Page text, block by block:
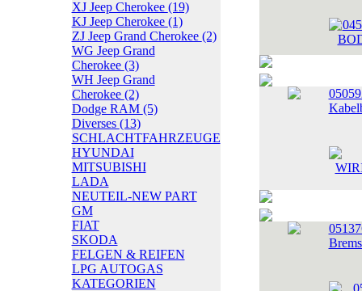
XJ Jeep Cherokee (19)
KJ Jeep Cherokee (1)
ZJ Jeep Grand Cherokee (2)
WG Jeep Grand
Cherokee (3)
WH Jeep Grand
Cherokee (2)
Dodge RAM (5)
Diverses (13)
SCHLACHTFAHRZEUGE
HYUNDAI
MITSUBISHI
LADA
NEUTEIL-NEW PART
GM
FIAT
SKODA
FELGEN & REIFEN
LPG AUTOGAS
KATEGORIEN